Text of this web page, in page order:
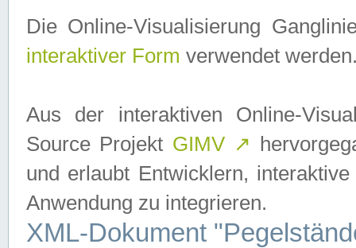
Die Online-Visualisierung
interaktiver Form verwendet
Aus der interaktiven Online-
Source Projekt GIMV ↗
und erlaubt Entwicklern,
Anwendung zu integrieren.
XML-Dokument